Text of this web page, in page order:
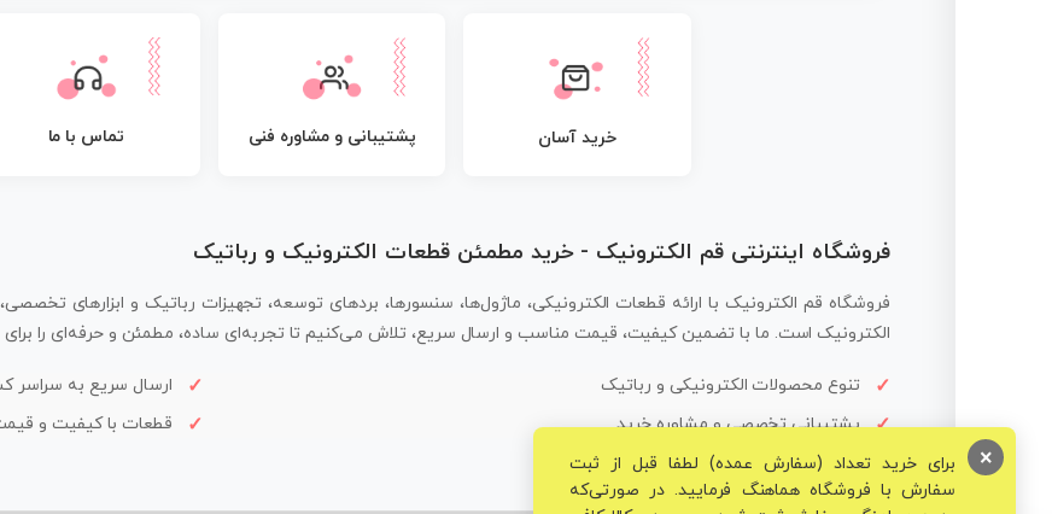
خرید آسان پشتیبانی و مشاوره فنی تماس با ما
فروشگاه اینترنتی قم الکترونیک - خرید مطمئن قطعات الکترونیک و رباتیک
فروشگاه قم الکترونیک با ارائه قطعات الکترونیکی، ماژول‌ها، سنسورها، بردهای توسعه، تجهیزات رباتیک و ابزارهای
الکترونیک است. ما با تضمین کیفیت، قیمت مناسب و ارسال سریع، تلاش می‌کنیم تا تجربه‌ای ساده، مطمئن و حرفه‌ای را برای
تنوع محصولات الکترونیکی و رباتیک
ارسال سریع به سراسر
پشتیبانی تخصصی و مشاوره خرید
قطعات با کیفیت و
برای خرید تعداد (سفارش عمده) لطفا قبل از ثبت
سفارش با فروشگاه هماهنگ فرمایید. در صورتی‌که
×